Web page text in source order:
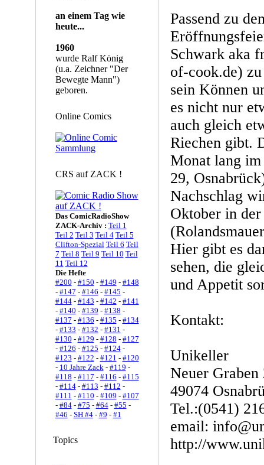
an einem Tag wie
heute...
1960
wurde Ralf König
(u.a. Zeichner "Der
Bewegte Mann")
geboren.
Online Comics
CRS auf ZACK !
Das ComicRadioShow
ZACK-Archiv : Teil 1
Teil 2 Teil 3 Teil 4 Teil 5
Clifton-Spezial Teil 6 Teil
7 Teil 8 Teil 9 Teil 10 Teil
11 Teil 12
Die Hefte
#200 - #150 - #149 - #148
- #147 - #146 - #145 -
#144- #143 - #142 - #141
- #140 - #139 - #138 -
#137 - #136 - #135 - #134
- #133 - #132 - #131 -
#130 - #129 - #128 - #127
- #126 - #125 - #124-
#123 - #122 - #121 - #120
- 10 Jahre Zack- #119 -
#118 - #117 - #116 - #115
- #114- #113 - #112 -
#111 - #110 - #109 - #107
- #84- #75 - #64- #55 -
#46 - SH #4- #9 - #1
Topics
Passend zu
Schwark aka
of-cook.de)
sein Können
es nicht nur
auch gleich
Riechen gibt.
Monat lang
29,
Nachschlag
Oktober in
Hier gibt es
sehen, die
und Appetit
Kontakt:
Unikeller
Neuer Graben
49074
Tel.:(0541)
email:
http://